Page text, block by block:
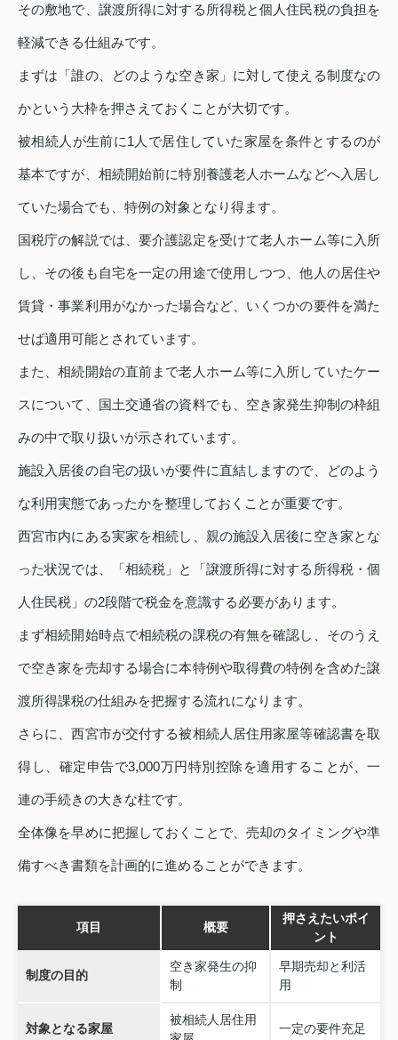
その敷地で、譲渡所得に対する所得税と個人住民税の負担を
軽減できる仕組みです。
まずは「誰の、どのような空き家」に対して使える制度なの
かという大枠を押さえておくことが大切です。
被相続人が生前に1人で居住していた家屋を条件とするのが
基本ですが、相続開始前に特別養護老人ホームなどへ入居し
ていた場合でも、特例の対象となり得ます。
国税庁の解説では、要介護認定を受けて老人ホーム等に入所
し、その後も自宅を一定の用途で使用しつつ、他人の居住や
賃貸・事業利用がなかった場合など、いくつかの要件を満た
せば適用可能とされています。
また、相続開始の直前まで老人ホーム等に入所していたケー
スについて、国土交通省の資料でも、空き家発生抑制の枠組
みの中で取り扱いが示されています。
施設入居後の自宅の扱いが要件に直結しますので、どのよう
な利用実態であったかを整理しておくことが重要です。
西宮市内にある実家を相続し、親の施設入居後に空き家とな
った状況では、「相続税」と「譲渡所得に対する所得税・個
人住民税」の2段階で税金を意識する必要があります。
まず相続開始時点で相続税の課税の有無を確認し、そのうえ
で空き家を売却する場合に本特例や取得費の特例を含めた譲
渡所得課税の仕組みを把握する流れになります。
さらに、西宮市が交付する被相続人居住用家屋等確認書を取
得し、確定申告で3,000万円特別控除を適用することが、一
連の手続きの大きな柱です。
全体像を早めに把握しておくことで、売却のタイミングや準
備すべき書類を計画的に進めることができます。
項目 概要
押さえたいポイ
ント
制度の目的
空き家発生の抑
制
早期売却と利活
用
対象となる家屋
被相続人居住用
一定の要件充足